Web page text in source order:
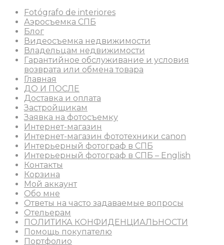
Fotógrafo de interiores
Аэросъемка СПБ
Блог
Видеосъемка недвижимости
Владельцам недвижимости
Гарантийное обслуживание и условия
возврата или обмена товара
Главная
ДО И ПОСЛЕ
Доставка и оплата
Застройщикам
Заявка на фотосъемку
Интернет-магазин
Интернет-магазин фототехники canon
Интерьерный фотограф в СПБ
Интерьерный фотограф в СПБ – English
Контакты
Корзина
Мой аккаунт
Обо мне
Ответы на часто задаваемые вопросы
Отельерам
ПОЛИТИКА КОНФИДЕНЦИАЛЬНОСТИ
Помощь покупателю
Портфолио